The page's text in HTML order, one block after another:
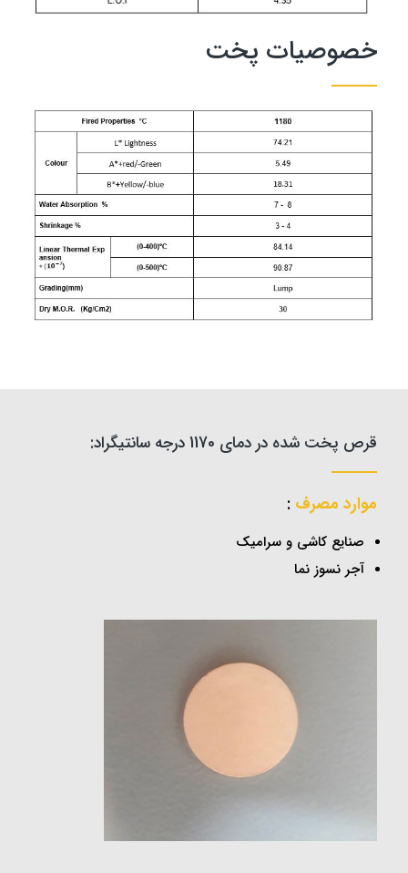
خصوصیات پخت
قرص پخت شده در دمای 1170 درجه سانتیگراد:
موارد مصرف :
صنایع کاشی و سرامیک
آجر نسوز نما